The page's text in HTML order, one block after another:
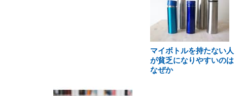
マイボトルを持たない人
が貧乏になりやすいのは
なぜか